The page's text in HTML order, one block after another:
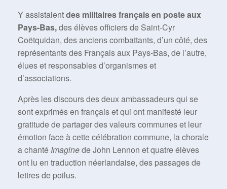
Y assistaientdes militaires français en poste aux
Pays-Bas,des élèves officiers de Saint-Cyr
Coëtquidan, des anciens combattants, d’un côté, des
représentants des Français aux Pays-Bas, de l’autre,
élues et responsables d’organismes et
d’associations.
Après les discours des deux ambassadeurs qui se
sont exprimés en français et qui ont manifesté leur
gratitude de partager des valeurs communes et leur
émotion face à cette célébration commune, la chorale
a chanté Imaginede John Lennon et quatre élèves
ont lu en traduction néerlandaise, des passages de
lettres de poilus.